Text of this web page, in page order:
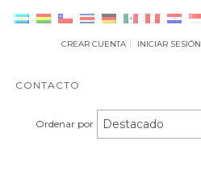
CREAR CUENTA INICIAR SESIÓN
CONTACTO
Ordenar por